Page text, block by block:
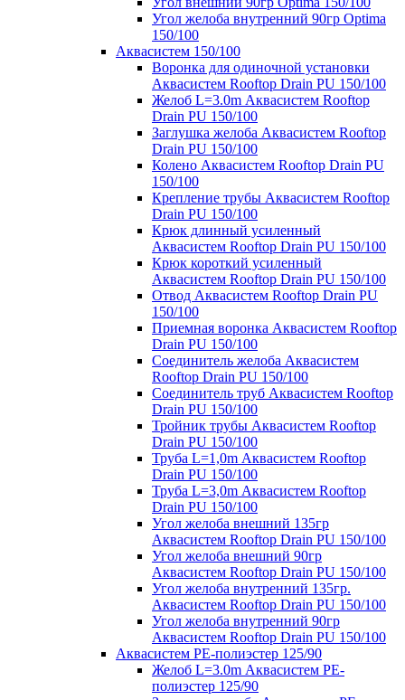
Угол желоба внутренний 90гр Optima
150/100
Аквасистем 150/100
Воронка для одиночной установки
Аквасистем Rooftop Drain PU 150/100
Желоб L=3.0m Аквасистем Rooftop
Drain PU 150/100
Заглушка желоба Аквасистем Rooftop
Drain PU 150/100
Колено Аквасистем Rooftop Drain PU
150/100
Крепление трубы Аквасистем Rooftop
Drain PU 150/100
Крюк длинный усиленный
Аквасистем Rooftop Drain PU 150/100
Крюк короткий усиленный
Аквасистем Rooftop Drain PU 150/100
Отвод Аквасистем Rooftop Drain PU
150/100
Приемная воронка Аквасистем Rooftop
Drain PU 150/100
Соединитель желоба Аквасистем
Rooftop Drain PU 150/100
Соединитель труб Аквасистем Rooftop
Drain PU 150/100
Тройник трубы Аквасистем Rooftop
Drain PU 150/100
Труба L=1,0m Аквасистем Rooftop
Drain PU 150/100
Труба L=3,0m Аквасистем Rooftop
Drain PU 150/100
Угол желоба внешний 135гр
Аквасистем Rooftop Drain PU 150/100
Угол желоба внешний 90гр
Аквасистем Rooftop Drain PU 150/100
Угол желоба внутренний 135гр.
Аквасистем Rooftop Drain PU 150/100
Угол желоба внутренний 90гр
Аквасистем Rooftop Drain PU 150/100
Аквасистем PE-полиэстер 125/90
Желоб L=3.0m Аквасистем PE-
полиэстер 125/90